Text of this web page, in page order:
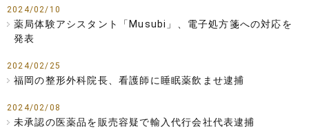
2024/02/10
薬局体験アシスタント「Musubi」、電子処方箋への対応を
発表
2024/02/25
福岡の整形外科院長、看護師に睡眠薬飲ませ逮捕
2024/02/08
未承認の医薬品を販売容疑で輸入代行会社代表逮捕